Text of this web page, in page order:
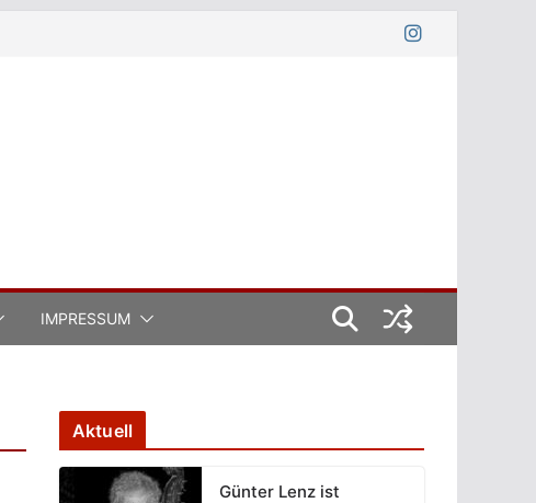
IMPRESSUM
Aktuell
Günter Lenz ist